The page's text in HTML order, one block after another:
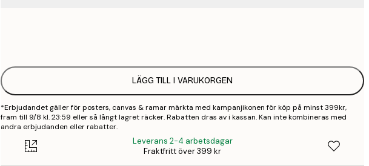
50x50 cm
LÄGG TILL I VARUKORGEN
*Erbjudandet gäller för posters, canvas & ramar märkta med kampanjikonen för köp på minst 399kr,
fram till 9/8 kl. 23:59 eller så långt lagret räcker. Rabatten dras av i kassan. Kan inte kombineras med
andra erbjudanden eller rabatter.
Leverans 2-4 arbetsdagar
Fraktfritt över 399 kr